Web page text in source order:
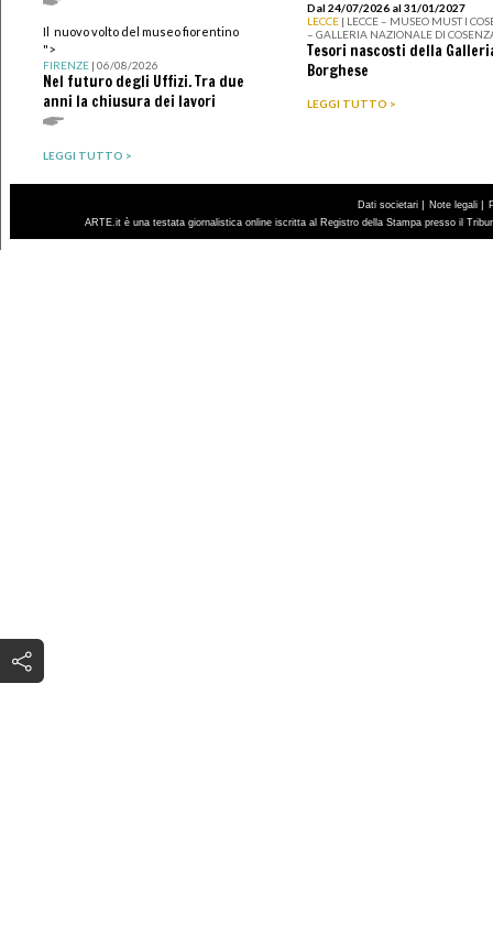
Il nuovo volto del museo fiorentino
">
FIRENZE| 06/08/2026
Nel futuro degli Uffizi. Tra due
anni la chiusura dei lavori
LEGGI TUTTO >
Dal 24/07/2026 al 31/01/2027
LECCE | LECCE – MUSEO MUST I
– GALLERIA NAZIONALE DI
Tesori nascosti della
Borghese
LEGGI TUTTO >
Dati societari | Note legali |
ARTE.it è una testata giornalistica online iscritta al Registro della Stampa presso il